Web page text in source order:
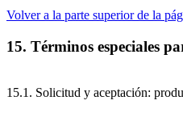
Volver a la parte superior de la
15. Términos especiales
15.1. Solicitud y aceptación: